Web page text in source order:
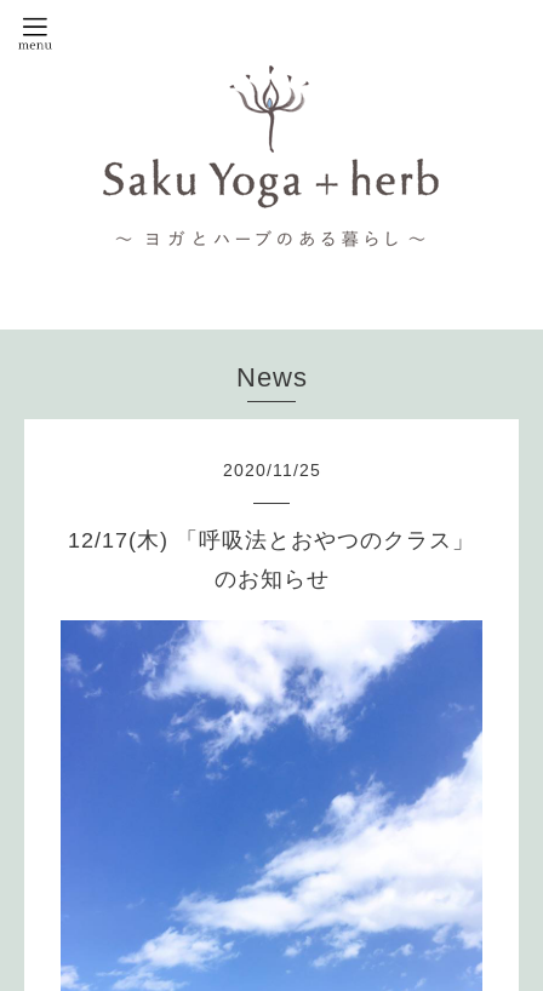
News
2020/11 /25
12/17(木) 「呼吸法とおやつのクラス」
のお知らせ